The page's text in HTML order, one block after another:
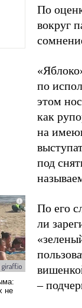
По
вокруг
по
этом
как
на
под
По его
ли
–